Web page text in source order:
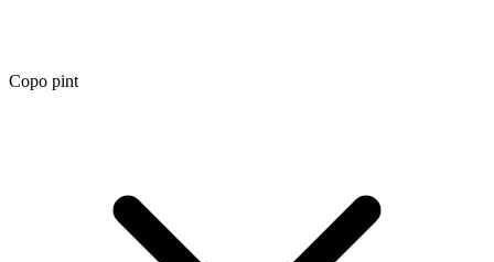
Copo pint